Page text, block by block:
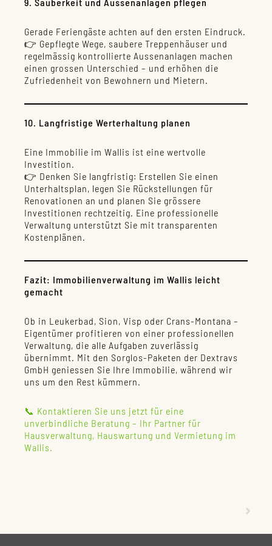
Gerade Feriengäste achten auf den ersten Eindruck.
👉 Gepflegte Wege, saubere Treppenhäuser und
regelmässig kontrollierte Aussenanlagen machen
einen grossen Unterschied – und erhöhen die
Zufriedenheit von Bewohnern und Mietern.
10. Langfristige Werterhaltung planen
Eine Immobilie im Wallis ist eine wertvolle
Investition.
👉 Denken Sie langfristig: Erstellen Sie einen
Unterhaltsplan, legen Sie Rückstellungen für
Renovationen an und planen Sie grössere
Investitionen rechtzeitig. Eine professionelle
Verwaltung unterstützt Sie mit transparenten
Kostenplänen.
Fazit: Immobilienverwaltung im Wallis leicht
gemacht
Ob in Leukerbad, Sion, Visp oder Crans-Montana –
Eigentümer profitieren von einer professionellen
Verwaltung, die alle Aufgaben zuverlässig
übernimmt. Mit den Sorglos-Paketen der Dextravs
GmbH geniessen Sie Ihre Immobilie, während wir
uns um den Rest kümmern.
📞 Kontaktieren Sie uns jetzt für eine
unverbindliche Beratung – Ihr Partner für
Hausverwaltung, Hauswartung und Vermietung im
Wallis.